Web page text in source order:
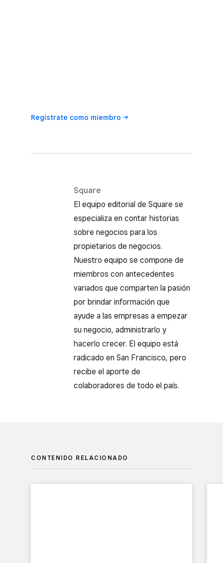
Regístrate como miembro
Square
El equipo editorial de Square se
especializa en contar historias
sobre negocios para los
propietarios de negocios.
Nuestro equipo se compone de
miembros con antecedentes
variados que comparten la pasión
por brindar información que
ayude a las empresas a empezar
su negocio, administrarlo y
hacerlo crecer. El equipo está
radicado en San Francisco, pero
recibe el aporte de
colaboradores de todo el país.
CONTENIDO RELACIONADO